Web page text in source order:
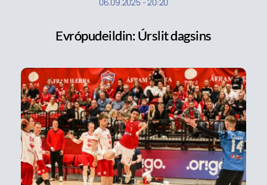
Evrópudeildin: Úrslit dagsins